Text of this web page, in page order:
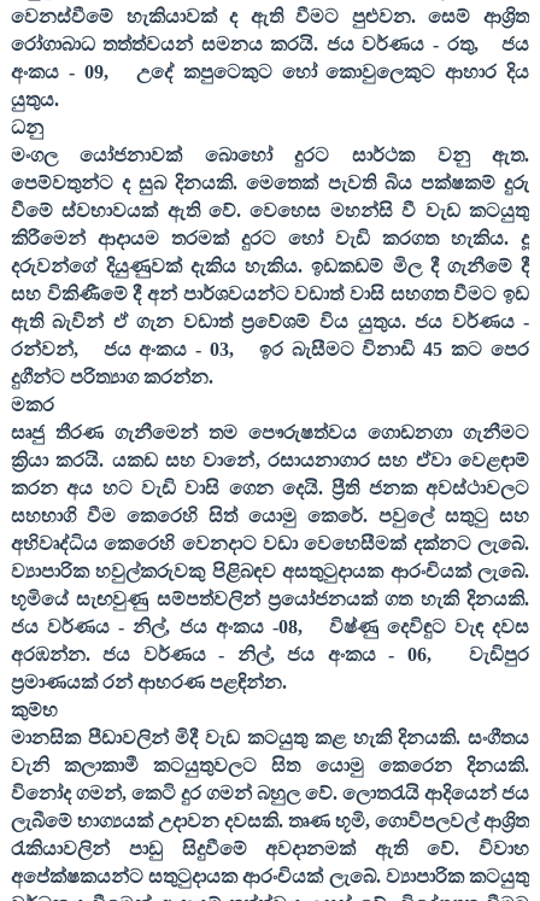
වෙනස්වීමේ හැකියාවක් ද ඇති වීමට පුළුවන. සෙම් ආශ්‍රිත
රෝගාබාධ තත්ත්වයන් සමනය කරයි. ජය වර්ණය - රතු,
ජය
අංකය -09,
උදේ කපුටෙකුට හෝ කොවුලෙකුට ආහාර දිය
යුතුය.
ධනු
මංගල යෝජනාවක් බොහෝ දුරට සාර්ථක වනු ඇත.
පෙම්වතුන්ට ද සුබ දිනයකි. මෙතෙක් පැවති බිය පක්ෂකම් දුරු
වීමේ ස්වභාවයක් ඇති වේ. වෙහෙස මහන්සි වී වැඩ කටයුතු
කිරීමෙන් ආදායම තරමක් දුරට හෝ වැඩි කරගත හැකිය. දූ
දරුවන්ගේ දියුණුවක් දැකිය හැකිය. ඉඩකඩම් මිල දී ගැනීමේ දී
සහ විකිණීමේ දී අන් පාර්ශවයන්ට වඩාත් වාසි සහගත වීමට ඉඩ
ඇති බැවින් ඒ ගැන වඩාත් ප්‍රවේශම් විය යුතුය. ජය වර්ණය -
රන්වන්, ජය අංකය - 03, ඉර බැසීමට විනාඩි45 කට පෙර
දුගීන්ට පරිත්‍යාග කරන්න.
මකර
සෘජු තීරණ ගැනීමෙන් තම පෞරුෂත්වය ගොඩනගා ගැනීමට
ක්‍රියා කරයි. යකඩ සහ වානේ, රසායනාගාර සහ ඒවා වෙළඳාම්
කරන අය හට වැඩි වාසි ගෙන දෙයි. ප්‍රීති ජනක අවස්ථාවලට
සහභාගි වීම කෙරෙහි සිත් යොමු කෙරේ. පවුලේ සතුටු සහ
අභිවෘද්ධිය කෙරෙහි වෙනදාට වඩා වෙහෙසීමක් දක්නට ලැබේ.
ව්‍යාපාරික හවුල්කරුවකු පිළිබඳව අසතුටුදායක ආරංචියක් ලැබේ.
භූමියේ සැඟවුණු සම්පත්වලින් ප්‍රයෝජනයක් ගත හැකි දිනයකි.
ජය වර්ණය - නිල්, ජය අංකය -08,
විෂ්ණු දෙවිඳුට වැඳ දවස
අරඹන්න. ජය වර්ණය - නිල්,ජය අංකය - 06,
වැඩිපුර
ප්‍රමාණයක් රන් ආභරණ පළඳින්න.
කුම්භ
මානසික පීඩාවලින් මිදී වැඩ කටයුතු කළ හැකි දිනයකි. සංගීතය
වැනි කලාකාමී කටයුතුවලට සිත යොමු කෙරෙන දිනයකි.
විනෝද ගමන්, කෙටි දුර ගමන් බහුල වේ. ලොතරැයි ආදියෙන් ජය
ලැබීමේ භාග්‍යයක් උදාවන දවසකි. තෘණ භූමි,ගොවිපලවල් ආශ්‍රිත
රැකියාවලින් පාඩු සිදුවීමේ අවදානමක් ඇති වේ. විවාහ
අපේක්ෂකයන්ට සතුටුදායක ආරංචියක් ලැබේ. ව්‍යාපාරික කටයුතු